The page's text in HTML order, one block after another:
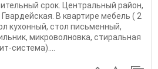
срок. Центральный район,
В квартире мебель ( 2
кухонный, стол письменный,
микроволновка, стиральная
система)....